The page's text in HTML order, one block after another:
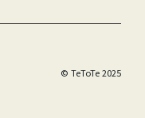
© TeToTe 2025